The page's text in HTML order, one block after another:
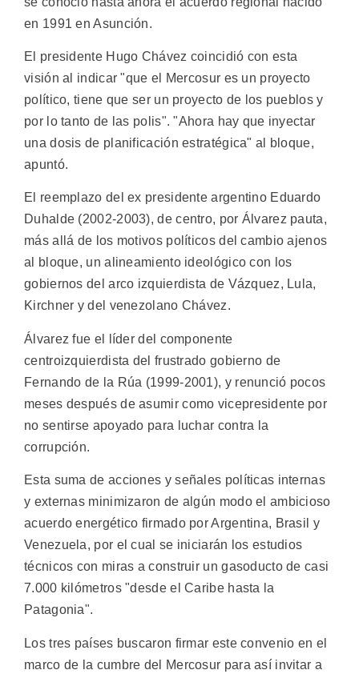
en 1991 en Asunción.
El presidente Hugo Chávez coincidió con esta
visión al indicar "que el Mercosur es un proyecto
político, tiene que ser un proyecto de los pueblos y
por lo tanto de las polis". "Ahora hay que inyectar
una dosis de planificación estratégica" al bloque,
apuntó.
El reemplazo del ex presidente argentino Eduardo
Duhalde (2002-2003), de centro, por Álvarez pauta,
más allá de los motivos políticos del cambio ajenos
al bloque, un alineamiento ideológico con los
gobiernos del arco izquierdista de Vázquez, Lula,
Kirchner y del venezolano Chávez.
Álvarez fue el líder del componente
centroizquierdista del frustrado gobierno de
Fernando de la Rúa (1999-2001), y renunció pocos
meses después de asumir como vicepresidente por
no sentirse apoyado para luchar contra la
corrupción.
Esta suma de acciones y señales políticas internas
y externas minimizaron de algún modo el ambicioso
acuerdo energético firmado por Argentina, Brasil y
Venezuela, por el cual se iniciarán los estudios
técnicos con miras a construir un gasoducto de casi
7.000 kilómetros "desde el Caribe hasta la
Patagonia".
Los tres países buscaron firmar este convenio en el
marco de la cumbre del Mercosur para así invitar a